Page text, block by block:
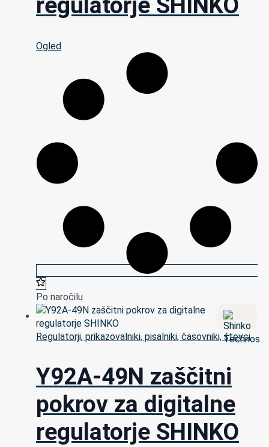
regulatorje SHINKO
Ogled
Po naročilu
Regulatorji, prikazovalniki, pisalniki, časovniki, števci
Y92A-49N zaščitni
pokrov za digitalne
regulatorje SHINKO